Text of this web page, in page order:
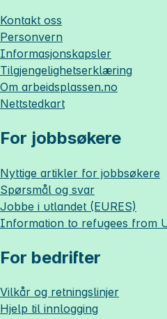
Kontakt oss
Personvern
Informasjonskapsler
Tilgjengelighetserklæring
Om arbeidsplassen.no
Nettstedkart
For jobbsøkere
Nyttige artikler for jobbsøkere
Spørsmål og svar
Jobbe i utlandet (EURES)
Information to refugees from
For bedrifter
Vilkår og retningslinjer
Hjelp til innlogging